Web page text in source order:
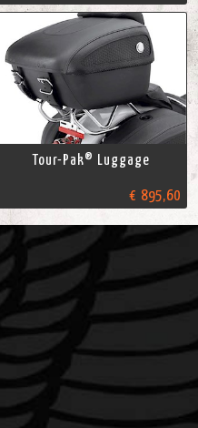
Tour-Pak® Luggage
€ 895,60